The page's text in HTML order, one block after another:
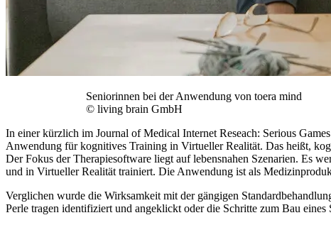
Seniorinnen bei der Anwendung von toera mind
© living brain GmbH
In einer kürzlich im Journal of Medical Internet Reseach: Serious
Anwendung für kognitives Training in Virtueller Realität. Das heißt,
Der Fokus der Therapiesoftware liegt auf lebensnahen Szenarien. Es
und in Virtueller Realität trainiert. Die Anwendung ist als
Verglichen wurde die Wirksamkeit mit der gängigen
Perle tragen identifiziert und angeklickt oder die Schritte zum Bau